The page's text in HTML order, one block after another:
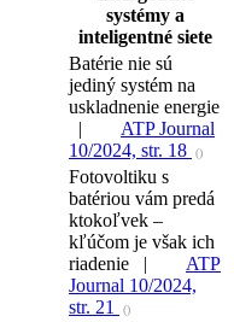
systémy a
inteligentné siete
Batérie nie sú
jediný systém na
uskladnenie energie
|
ATP Journal
10/2024, str. 18
()
Fotovoltiku s
batériou vám predá
ktokoľvek –
kľúčom je však ich
riadenie |
ATP
Journal 10/2024,
str. 21
()